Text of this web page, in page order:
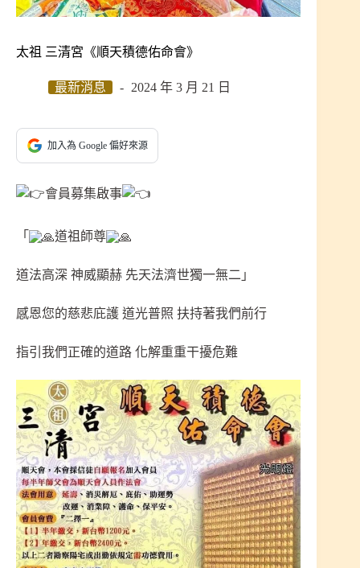
太祖 三清宮《順天積德佑命會》
最新消息 2024 年 3 月 21 日
加入為 Google 偏好來源
會員募集啟事
「 道祖師尊
道法高深 神威顯赫 先天法濟世獨一無二」
感恩您的慈悲庇護 道光普照 扶持著我們前行
指引我們正確的道路 化解重重干擾危難